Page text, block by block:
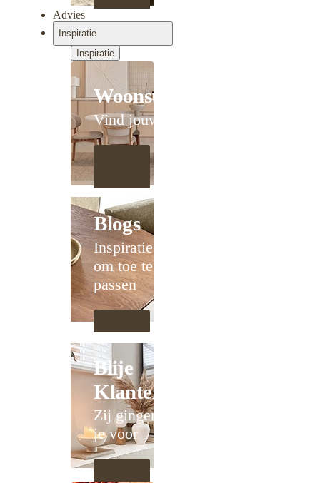
Advies
Inspiratie
Inspiratie
Woonstijlen
Vind jouw stijl
Blogs
Inspiratie
om toe te
passen
Blije
Klanten
Zij gingen
je voor